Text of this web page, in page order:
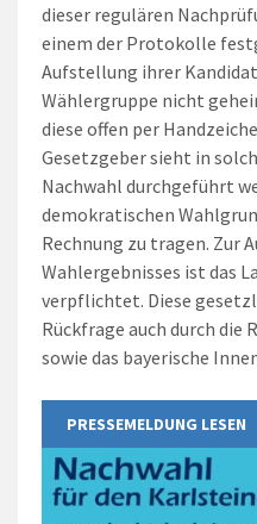
dieser regulären
einem der Protokolle
Aufstellung ihrer
Wählergruppe nicht
diese offen per
Gesetzgeber sieht in
Nachwahl durchgeführt
demokratischen
Rechnung zu tragen. Zur
Wahlergebnisses ist das
verpflichtet. Diese
Rückfrage auch durch die
sowie das bayerische
PRESSEMELDUNG LESEN